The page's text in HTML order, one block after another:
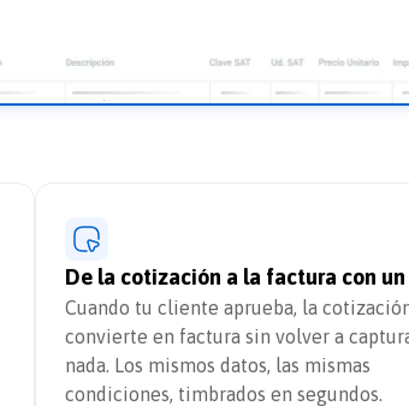
De la cotización a la factura con
Cuando tu cliente aprueba, la
convierte en factura sin volver a
nada. Los mismos datos, las mismas
condiciones, timbrados en segundos.